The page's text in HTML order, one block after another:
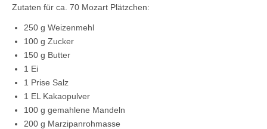
Zutaten für ca. 70 Mozart Plätzchen:
250 g Weizenmehl
100 g Zucker
150 g Butter
1 Ei
1 Prise Salz
1 EL Kakaopulver
100 g gemahlene Mandeln
200 g Marzipanrohmasse